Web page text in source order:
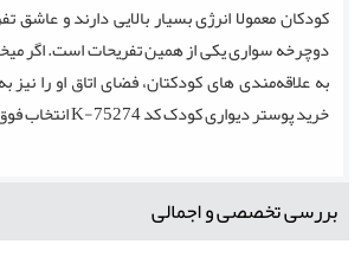
کودکان معمولا انرژی بسیار بالایی دارند و
دوچرخه سواری یکی از همین تفریحات است. اگر
به علاقه‌مندی های کودکتان، فضای اتاق او را نیز
خرید پوستر دیواری کودک کد K-75274 انتخاب فوق‌العاده ای است.
بررسی تخصصی و اجمالی